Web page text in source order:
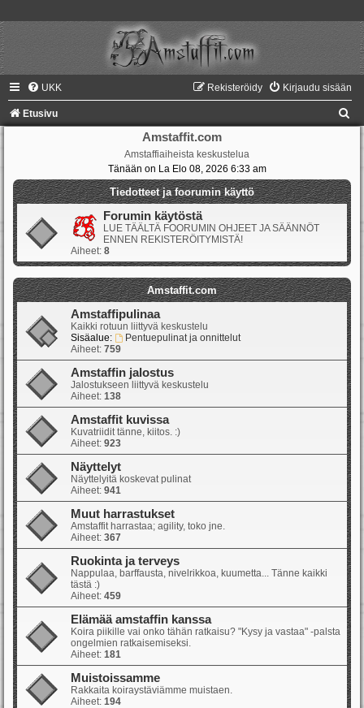
UKK Kirjaudu sisään
Rekisteröidy
Etusivu
Amstaffit.com
Amstaffiaiheista keskustelua
Tänään on La Elo 08, 2026 6:33 am
Tiedotteet ja foorumin käyttö
Forumin käytöstä
LUE TÄÄLTÄ FOORUMIN OHJEET JA SÄÄNNÖT
ENNEN REKISTERÖITYMISTÄ!
Aiheet: 8
Amstaffit.com
Amstaffipulinaa
Kaikki rotuun liittyvä keskustelu
Sisäalue:
Pentuepulinat ja onnittelut
Aiheet: 759
Amstaffin jalostus
Jalostukseen liittyvä keskustelu
Aiheet: 138
Amstaffit kuvissa
Kuvatriidit tänne, kiitos. :)
Aiheet: 923
Näyttelyt
Näyttelyitä koskevat pulinat
Aiheet: 941
Muut harrastukset
Amstaffit harrastaa; agility, toko jne.
Aiheet: 367
Ruokinta ja terveys
Nappulaa, barffausta, nivelrikkoa, kuumetta... Tänne kaikki
tästä :)
Aiheet: 459
Elämää amstaffin kanssa
Koira piikille vai onko tähän ratkaisu? "Kysy ja vastaa" -palsta
ongelmien ratkaisemiseksi.
Aiheet: 181
Muistoissamme
Rakkaita koiraystäviämme muistaen.
Aiheet: 194